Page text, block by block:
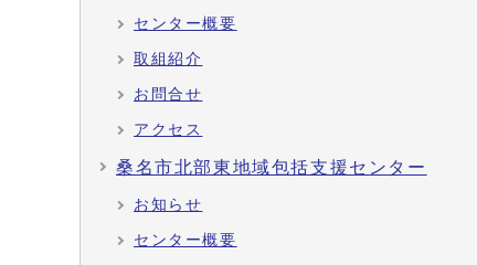
センター概要
取組紹介
お問合せ
アクセス
桑名市北部東地域包括支援センター
お知らせ
センター概要